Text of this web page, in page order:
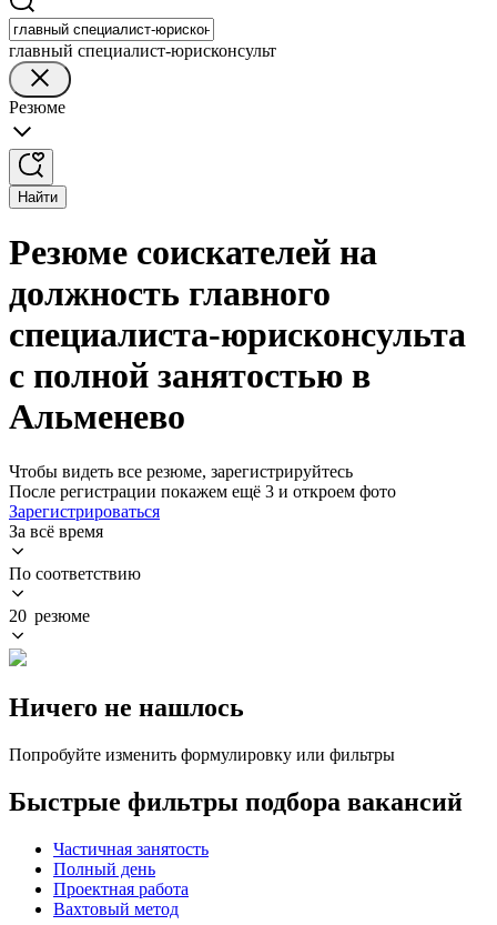
главный специалист-юрисконсульт
Резюме
Найти
Резюме соискателей на
должность главного
специалиста-юрисконсульта
с полной занятостью в
Альменево
Чтобы видеть все резюме, зарегистрируйтесь
После регистрации покажем ещё 3 и откроем фото
Зарегистрироваться
За всё время
По соответствию
20 резюме
Ничего не нашлось
Попробуйте изменить формулировку или фильтры
Быстрые фильтры подбора вакансий
Частичная занятость
Полный день
Проектная работа
Вахтовый метод